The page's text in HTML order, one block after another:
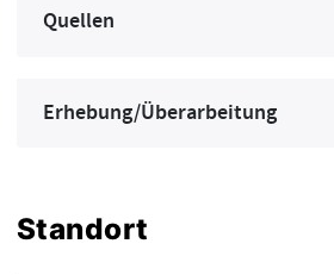
Quellen
Erhebung/Überarbeitung
Standort